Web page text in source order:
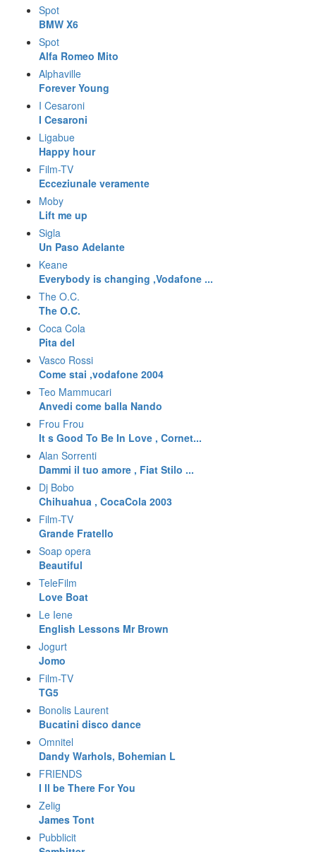
Spot
BMW X6
Spot
Alfa Romeo Mito
Alphaville
Forever Young
I Cesaroni
I Cesaroni
Ligabue
Happy hour
Film-TV
Ecceziunale veramente
Moby
Lift me up
Sigla
Un Paso Adelante
Keane
Everybody is changing ,Vodafone ...
The O.C.
The O.C.
Coca Cola
Pita del
Vasco Rossi
Come stai ,vodafone 2004
Teo Mammucari
Anvedi come balla Nando
Frou Frou
It s Good To Be In Love , Cornet...
Alan Sorrenti
Dammi il tuo amore , Fiat Stilo ...
Dj Bobo
Chihuahua , CocaCola 2003
Film-TV
Grande Fratello
Soap opera
Beautiful
TeleFilm
Love Boat
Le Iene
English Lessons Mr Brown
Jogurt
Jomo
Film-TV
TG5
Bonolis Laurent
Bucatini disco dance
Omnitel
Dandy Warhols, Bohemian L
FRIENDS
I ll be There For You
Zelig
James Tont
Pubblicit